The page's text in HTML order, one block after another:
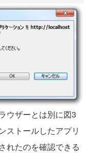
ウザーとは別に図3
ストールしたアプリ
れたのを確認できる